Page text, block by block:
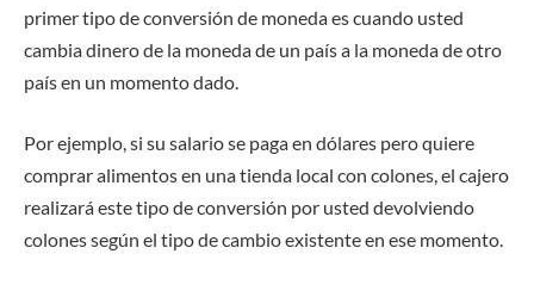
primer tipo de conversión de moneda es cuando usted
cambia dinero de la moneda de un país a la moneda de otro
país en un momento dado.
Por ejemplo, si su salario se paga en dólares pero quiere
comprar alimentos en una tienda local con colones, el cajero
realizará este tipo de conversión por usted devolviendo
colones según el tipo de cambio existente en ese momento.